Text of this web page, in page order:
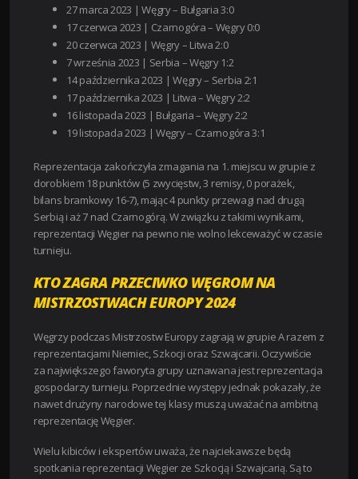
27 marca 2023 | Węgry – Bułgaria 3:0
17 czerwca 2023 | Czarnogóra – Węgry 0:0
20 czerwca 2023 | Węgry – Litwa 2:0
7 września 2023 | Serbia – Węgry 1:2
14 października 2023 | Węgry – Serbia 2:1
17 października 2023 | Litwa – Węgry 2:2
16 listopada 2023 | Bułgaria – Węgry 2:2
19 listopada 2023 | Węgry – Czarnogóra 3:1
Reprezentacja zakończyła zmagania na 1. miejscu w grupie z
dorobkiem 18 punktów (5 zwycięstw, 3 remisy, 0 porażek,
bilans bramkowy 16-7), mając 4 punkty przewagi nad drugą
Serbią i aż 7 nad Czarnogórą. W związku z takimi wynikami,
reprezentacji Węgier na pewno nie wolno lekceważyć w czasie
turnieju.
KTO ZAGRA PRZECIWKO WĘGROM NA
MISTRZOSTWACH EUROPY 2024
Węgrzy podczas Mistrzostw Europy zagrają w grupie A razem z
reprezentacjami Niemiec, Szkocji oraz Szwajcarii. Oczywiście
za największego faworyta grupy uznawana jest reprezentacja
gospodarzy turnieju. Poprzednie występy jednak pokazały, że
nawet drużyny narodowe tej klasy muszą uważać na ambitną
reprezentację Węgier.
Wielu kibiców i ekspertów uważa, że najciekawsze będą
spotkania reprezentacji Węgier ze Szkocją i Szwajcarią. Są to